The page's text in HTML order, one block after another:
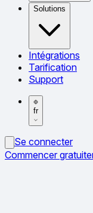
Solutions
Intégrations
Tarification
Support
fr
Se connecter
Commencer